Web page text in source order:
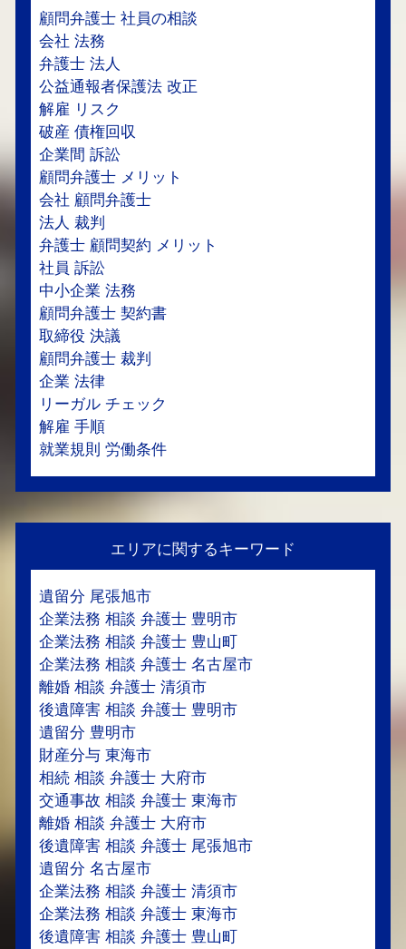
顧問弁護士 社員の相談
会社 法務
弁護士 法人
公益通報者保護法 改正
解雇 リスク
破産 債権回収
企業間 訴訟
顧問弁護士 メリット
会社 顧問弁護士
法人 裁判
弁護士 顧問契約 メリット
社員 訴訟
中小企業 法務
顧問弁護士 契約書
取締役 決議
顧問弁護士 裁判
企業 法律
リーガル チェック
解雇 手順
就業規則 労働条件
エリアに関するキーワード
遺留分 尾張旭市
企業法務 相談 弁護士 豊明市
企業法務 相談 弁護士 豊山町
企業法務 相談 弁護士 名古屋市
離婚 相談 弁護士 清須市
後遺障害 相談 弁護士 豊明市
遺留分 豊明市
財産分与 東海市
相続 相談 弁護士 大府市
交通事故 相談 弁護士 東海市
離婚 相談 弁護士 大府市
後遺障害 相談 弁護士 尾張旭市
遺留分 名古屋市
企業法務 相談 弁護士 清須市
企業法務 相談 弁護士 東海市
後遺障害 相談 弁護士 豊山町